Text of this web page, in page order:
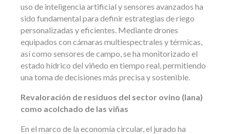
uso de inteligencia artificial y sensores avanzados ha
sido fundamental para definir estrategias de riego
personalizadas y eficientes. Mediante drones
equipados con cámaras multiespectrales y térmicas,
así como sensores de campo, se ha monitorizado el
estado hídrico del viñedo en tiempo real, permitiendo
una toma de decisiones más precisa y sostenible.
Revaloración de residuos del sector ovino (lana)
como acolchado de las viñas
En el marco de la economía circular, el jurado ha